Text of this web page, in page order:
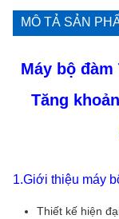
MÔ TẢ SẢN
Máy bộ đàm
Tăng
1.Giới thiệu máy
Thiết kế hiện